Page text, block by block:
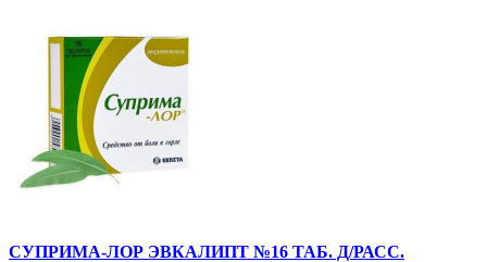
СУПРИМА-ЛОР ЭВКАЛИПТ №16 ТАБ. Д/РАСС.